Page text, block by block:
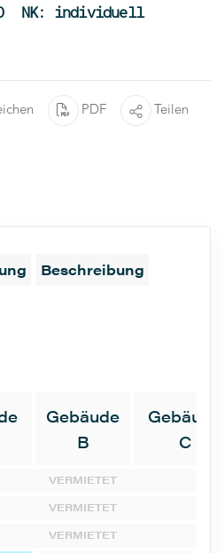
NK: individuell
PDF Teilen
Beschreibung
Gebäude
B
Gebäude
C
VERMIETET
VERMIETET
VERMIETET